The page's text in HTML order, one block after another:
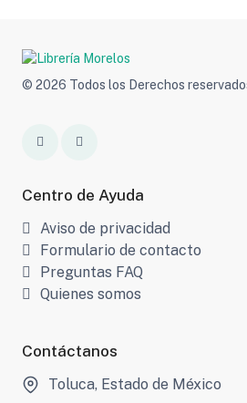
© 2026 Todos los Derechos
Centro de Ayuda
Aviso de privacidad
Formulario de contacto
Preguntas FAQ
Quienes somos
Contáctanos
Toluca, Estado de México